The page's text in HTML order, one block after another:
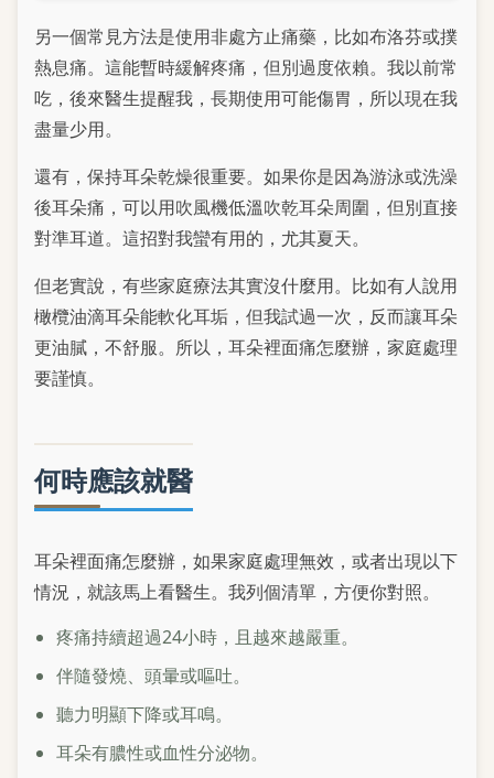
另一個常見方法是使用非處方止痛藥，比如布洛芬或撲
熱息痛。這能暫時緩解疼痛，但別過度依賴。我以前常
吃，後來醫生提醒我，長期使用可能傷胃，所以現在我
盡量少用。
還有，保持耳朵乾燥很重要。如果你是因為游泳或洗澡
後耳朵痛，可以用吹風機低溫吹乾耳朵周圍，但別直接
對準耳道。這招對我蠻有用的，尤其夏天。
但老實說，有些家庭療法其實沒什麼用。比如有人說用
橄欖油滴耳朵能軟化耳垢，但我試過一次，反而讓耳朵
更油膩，不舒服。所以，耳朵裡面痛怎麼辦，家庭處理
要謹慎。
何時應該就醫
耳朵裡面痛怎麼辦，如果家庭處理無效，或者出現以下
情況，就該馬上看醫生。我列個清單，方便你對照。
疼痛持續超過24小時，且越來越嚴重。
伴隨發燒、頭暈或嘔吐。
聽力明顯下降或耳鳴。
耳朵有膿性或血性分泌物。